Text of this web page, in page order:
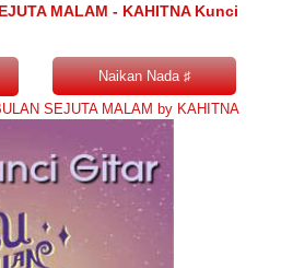
MALAM - KAHITNA Kunci
SEJUTA MALAM by KAHITNA